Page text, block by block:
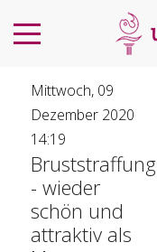
Mittwoch, 09
Dezember 2020
14:19
Bruststraffung
- wieder
schön und
attraktiv als